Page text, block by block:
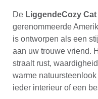
De LiggendeCozy
gerenommeerde
is ontworpen als een
aan uw trouwe vriend.
straalt rust,
warme
ieder interieur of een